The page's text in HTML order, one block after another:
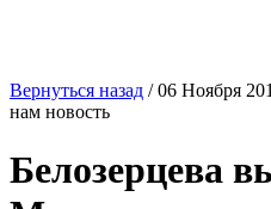
Вернуться назад /06 Ноября
нам новость
Белозерцева